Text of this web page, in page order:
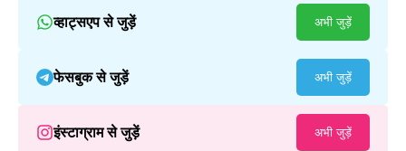
व्हाट्सएप से जुड़ें अभी जुड़ें
फेसबुक से जुड़ें अभी जुड़ें
इंस्टाग्राम से जुड़ें अभी जुड़ें